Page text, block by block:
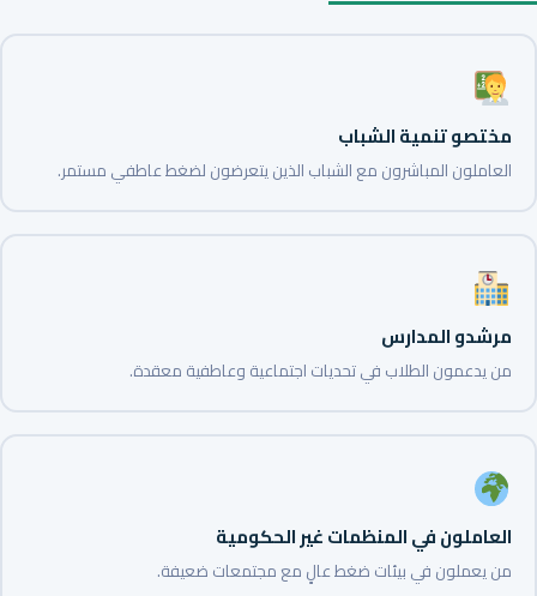
مختصو تنمية الشباب
العاملون المباشرون مع الشباب الذين يتعرضون لضغط عاطفي مستمر.
مرشدو المدارس
من يدعمون الطلاب في تحديات اجتماعية وعاطفية معقدة.
العاملون في المنظمات غير الحكومية
من يعملون في بيئات ضغط عالٍ مع مجتمعات ضعيفة.